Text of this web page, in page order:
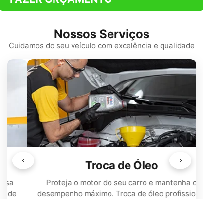
Nossos Serviços
Cuidamos do seu veículo com excelência e qualidade
Troca de Óleo
Proteja o motor do seu carro e mantenha o
desempenho máximo. Troca de óleo profissional